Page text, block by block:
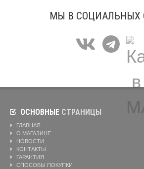
МЫ В СОЦИАЛЬНЫХ
ОСНОВНЫЕ СТРАНИЦЫ
ГЛАВНАЯ
О МАГАЗИНЕ
НОВОСТИ
КОНТАКТЫ
ГАРАНТИЯ
СПОСОБЫ ПОКУПКИ